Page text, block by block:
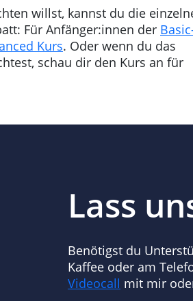
willst, kannst du die
Für Anfänger:innen der
Kurs. Oder wenn du das
schau dir den Kurs an für
Lass
Benötigst du
Kaffee oder am
Videocall mit mir